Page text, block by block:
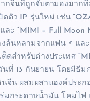
ากจีนที่ถูกจับตามองมาก
ดตัว IP รุ่นใหม่ เช่น
และ “MIMI – Full Moon
ล้นหลามจากแฟน ๆ และ
ดสำหรับต่างประเทศ
วันที่ 13 กันยายน โดยมีธีม
จีน ผสมผสานองค์ประก
ร่มกระดาษน้ำมัน โคมไฟ